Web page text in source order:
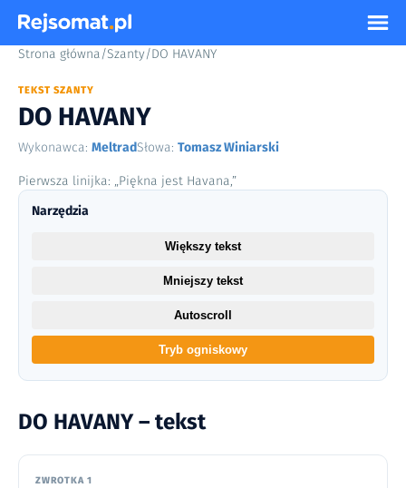
Strona główna/Szanty/DO HAVANY
TEKST SZANTY
DO HAVANY
Wykonawca: MeltradSłowa: Tomasz Winiarski
Pierwsza linijka: „Piękna jest Havana,”
DO HAVANY – tekst
ZWROTKA 1
Narzędzia
Większy tekst
Mniejszy tekst
Autoscroll
Tryb ogniskowy